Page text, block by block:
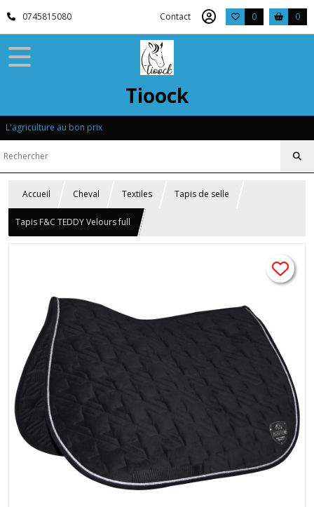
0745815080 Contact 0 0
Tioock
L'agriculture au bon prix
Accueil Cheval Textiles Tapis de selle
Tapis F&C TEDDY Velours full